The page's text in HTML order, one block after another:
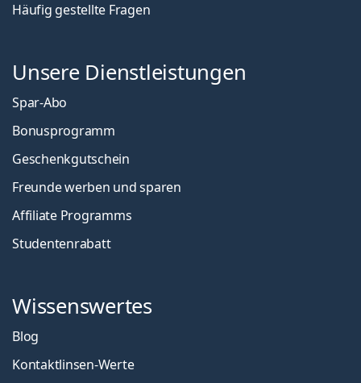
Häufig gestellte Fragen
Unsere Dienstleistungen
Spar-Abo
Bonusprogramm
Geschenkgutschein
Freunde werben und sparen
Affiliate Programms
Studentenrabatt
Wissenswertes
Blog
Kontaktlinsen-Werte